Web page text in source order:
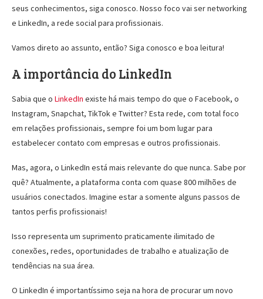
seus conhecimentos, siga conosco. Nosso foco vai ser networking
e LinkedIn, a rede social para profissionais.
Vamos direto ao assunto, então? Siga conosco e boa leitura!
A importância do LinkedIn
Sabia que o LinkedIn existe há mais tempo do que o Facebook, o
Instagram, Snapchat, TikTok e Twitter? Esta rede, com total foco
em relações profissionais, sempre foi um bom lugar para
estabelecer contato com empresas e outros profissionais.
Mas, agora, o LinkedIn está mais relevante do que nunca. Sabe por
quê? Atualmente, a plataforma conta com quase 800 milhões de
usuários conectados. Imagine estar a somente alguns passos de
tantos perfis profissionais!
Isso representa um suprimento praticamente ilimitado de
conexões, redes, oportunidades de trabalho e atualização de
tendências na sua área.
O LinkedIn é importantíssimo seja na hora de procurar um novo